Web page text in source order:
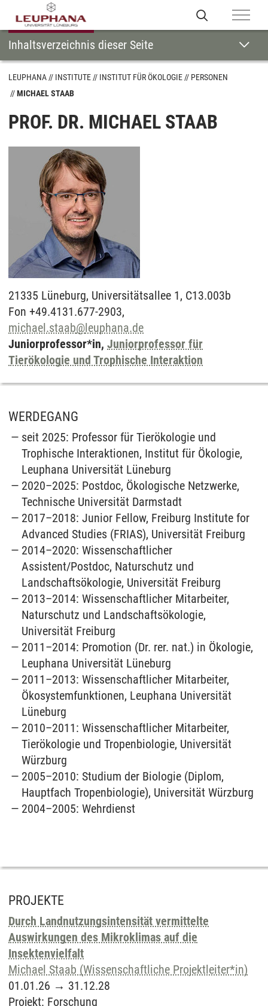
Inhaltsverzeichnis dieser Seite
LEUPHANA INSTITUTE INSTITUT FÜR ÖKOLOGIE
PERSONEN
MICHAEL STAAB
PROF. DR. MICHAEL STAAB
21335 Lüneburg, Universitätsallee 1, C13.003b
Fon +49.4131.677-2903,
michael.staab@leuphana.de
Juniorprofessor*in, Juniorprofessor für
Tierökologie und Trophische Interaktion
WERDEGANG
seit 2025: Professor für Tierökologie und
Trophische Interaktionen, Institut für Ökologie,
Leuphana Universität Lüneburg
2020–2025: Postdoc, Ökologische Netzwerke,
Technische Universität Darmstadt
2017–2018: Junior Fellow, Freiburg Institute for
Advanced Studies (FRIAS), Universität Freiburg
2014–2020: Wissenschaftlicher
Assistent/Postdoc, Naturschutz und
Landschaftsökologie, Universität Freiburg
2013–2014: Wissenschaftlicher Mitarbeiter,
Naturschutz und Landschaftsökologie,
Universität Freiburg
2011–2014: Promotion (Dr. rer. nat.) in Ökologie,
Leuphana Universität Lüneburg
2011–2013: Wissenschaftlicher Mitarbeiter,
Ökosystemfunktionen, Leuphana Universität
Lüneburg
2010–2011: Wissenschaftlicher Mitarbeiter,
Tierökologie und Tropenbiologie, Universität
Würzburg
2005–2010: Studium der Biologie (Diplom,
Hauptfach Tropenbiologie), Universität Würzburg
2004–2005: Wehrdienst
PROJEKTE
Durch Landnutzungsintensität vermittelte
Auswirkungen des Mikroklimas auf die
Insektenvielfalt
Michael Staab (Wissenschaftliche Projektleiter*in)
01.01.26 → 31.12.28
Projekt: Forschung